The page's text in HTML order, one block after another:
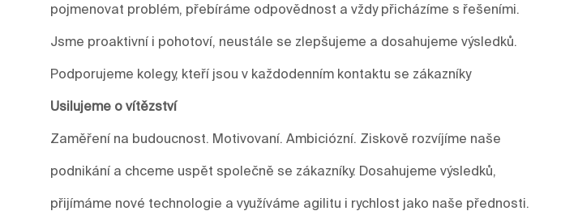
pojmenovat problém, přebíráme odpovědnost a vždy přicházíme s řešeními.
Jsme proaktivní i pohotoví, neustále se zlepšujeme a dosahujeme výsledků.
Podporujeme kolegy, kteří jsou v každodenním kontaktu se zákazníky
Usilujeme o vítězství
Zaměření na budoucnost. Motivovaní. Ambiciózní. Ziskově rozvíjíme naše
podnikání a chceme uspět společně se zákazníky. Dosahujeme výsledků,
přijímáme nové technologie a využíváme agilitu i rychlost jako naše přednosti.